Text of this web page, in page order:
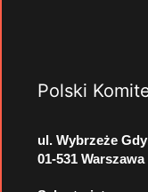
Polski
ul. Wybrzeże
01-531 Warszawa